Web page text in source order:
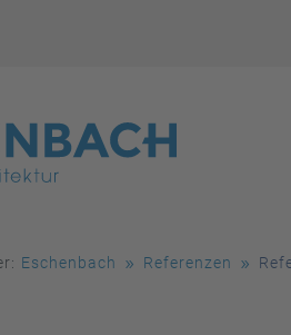
Eschenbach Referenzen